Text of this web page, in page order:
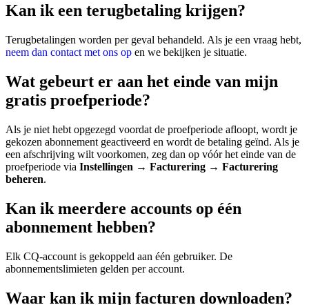
Kan ik een terugbetaling krijgen?
Terugbetalingen worden per geval behandeld. Als je een vraag hebt,
neem dan contact met ons op en we bekijken je situatie.
Wat gebeurt er aan het einde van mijn
gratis proefperiode?
Als je niet hebt opgezegd voordat de proefperiode afloopt, wordt je
gekozen abonnement geactiveerd en wordt de betaling geïnd. Als je
een afschrijving wilt voorkomen, zeg dan op vóór het einde van de
proefperiode via Instellingen → Facturering → Facturering
beheren.
Kan ik meerdere accounts op één
abonnement hebben?
Elk CQ-account is gekoppeld aan één gebruiker. De
abonnementslimieten gelden per account.
Waar kan ik mijn facturen downloaden?